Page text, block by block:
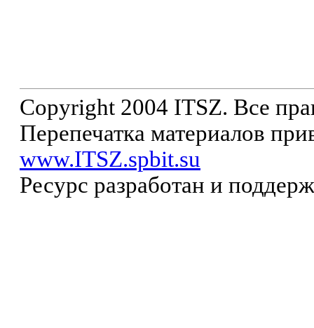
Copyright 2004 ITSZ. Все
Перепечатка материалов
www.ITSZ.spbit.su
Ресурс разработан и